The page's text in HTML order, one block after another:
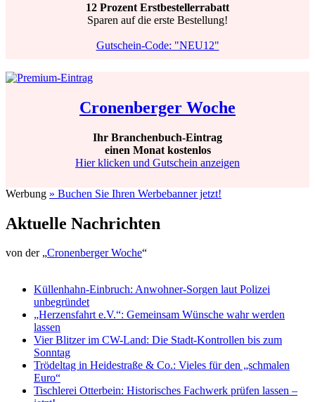
12 Prozent Erstbestellerrabatt
Sparen auf die erste Bestellung!
Gutschein-Code: "NEU12"
Cronenberger Woche
Ihr Branchenbuch-Eintrag
einen Monat kostenlos
Hier klicken und Gutschein anzeigen
Werbung » Buchen Sie Ihren Werbebanner jetzt!
Aktuelle Nachrichten
von der „Cronenberger Woche“
Küllenhahn-Einbruch: Anwohner-Sorgen laut Polizei
unbegründet
„Herzensfahrt e.V.“: Gemeinsam Wünsche wahr werden
lassen
Vier Blitzer im CW-Land: Die Stadt-Kontrollen bis zum
Sonntag
Trödeltag in Heidestraße & Co.: Vieles für den „schmalen
Euro“
Tischlerei Otterbein: Historisches Fachwerk prüfen lassen –